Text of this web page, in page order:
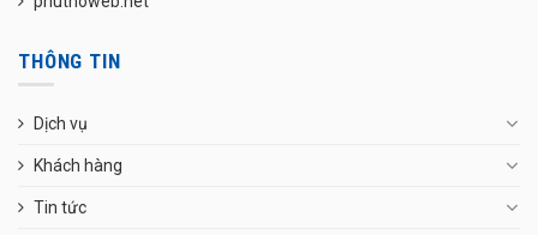
THÔNG TIN
Dịch vụ
Khách hàng
Tin tức